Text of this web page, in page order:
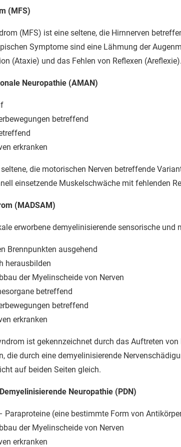
(MFS)
(MFS) ist eine seltene, die Hirnnerven
Symptome sind eine Lähmung der
(Ataxie) und das Fehlen von Reflexen (Areflexie).
Neuropathie (AMAN)
betreffend
erkranken
die motorischen Nerven betreffende
einsetzende Muskelschwäche mit fehlenden
(MADSAM)
erworbene demyelinisierende sensorische und
Brennpunkten ausgehend
herausbilden
der Myelinscheide von Nerven
betreffend
betreffend
erkranken
ist gekennzeichnet durch das Auftreten
die durch eine demyelinisierende
auf beiden Seiten gleich.
Neuropathie (PDN)
Paraproteine (eine bestimmte Form von
der Myelinscheide von Nerven
erkranken